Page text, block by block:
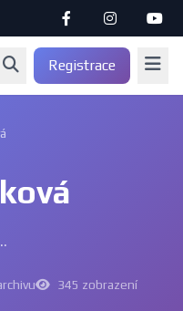
Registrace
345 zobrazení